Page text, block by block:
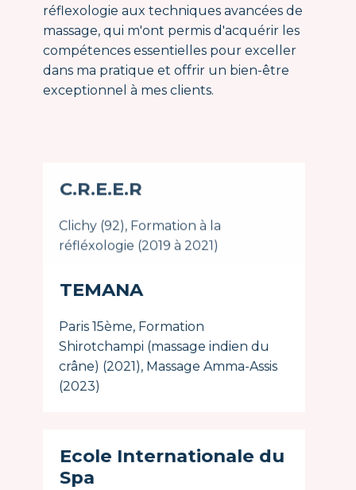
réflexologie aux techniques avancées de
massage, qui m'ont permis d'acquérir les
compétences essentielles pour exceller
dans ma pratique et offrir un bien-être
exceptionnel à mes clients.
Clichy (92), Formation à la
réfléxologie (2019 à 2021)
TEMANA
Paris 15ème, Formation
Shirotchampi (massage indien du
crâne) (2021), Massage Amma-Assis
(2023)
Ecole Internationale du
Spa